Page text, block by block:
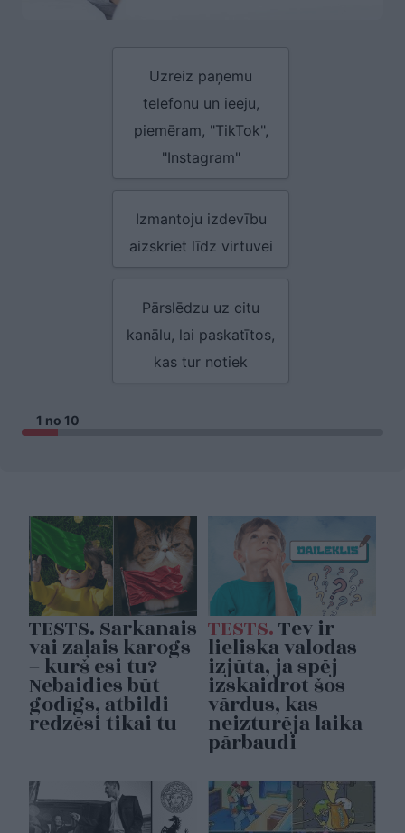
Uzreiz paņemu
telefonu un ieeju,
piemēram, "TikTok",
"Instagram"
Izmantoju izdevību
aizskriet līdz virtuvei
Pārslēdzu uz citu
kanālu, lai paskatītos,
kas tur notiek
1 no 10
TESTS. Sarkanais
vai zaļais karogs
– kurš esi tu?
Nebaidies būt
godīgs, atbildi
redzēsi tikai tu
TESTS.Tev ir
lieliska valodas
izjūta, ja spēj
izskaidrot šos
vārdus, kas
neizturēja laika
pārbaudi